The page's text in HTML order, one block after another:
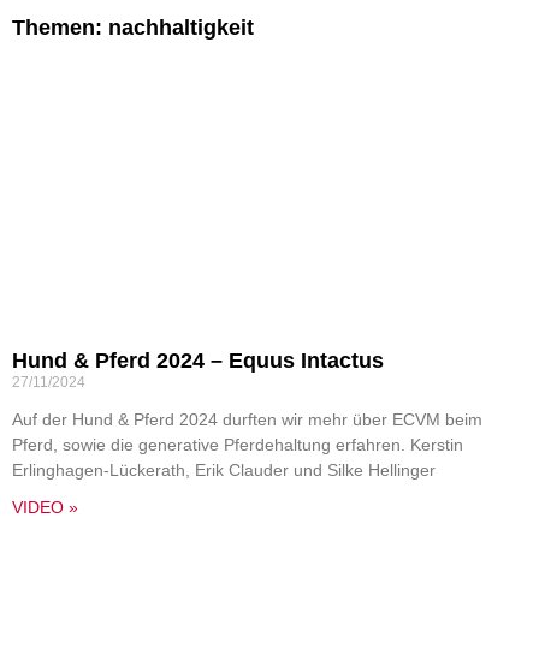
Themen: nachhaltigkeit
Hund & Pferd 2024 – Equus Intactus
27/11/2024
Auf der Hund & Pferd 2024 durften wir mehr über ECVM beim
Pferd, sowie die generative Pferdehaltung erfahren. Kerstin
Erlinghagen-Lückerath, Erik Clauder und Silke Hellinger
VIDEO »